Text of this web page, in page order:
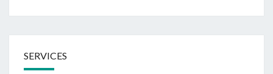
SERVICES